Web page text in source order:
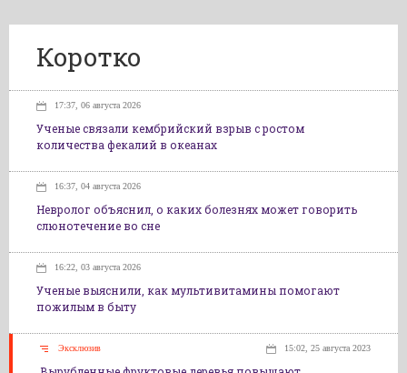
Коротко
17:37, 06 августа 2026
Ученые связали кембрийский взрыв с ростом
количества фекалий в океанах
16:37, 04 августа 2026
Невролог объяснил, о каких болезнях может говорить
слюнотечение во сне
16:22, 03 августа 2026
Ученые выяснили, как мультивитамины помогают
пожилым в быту
Эксклюзив 15:02, 25 августа 2023